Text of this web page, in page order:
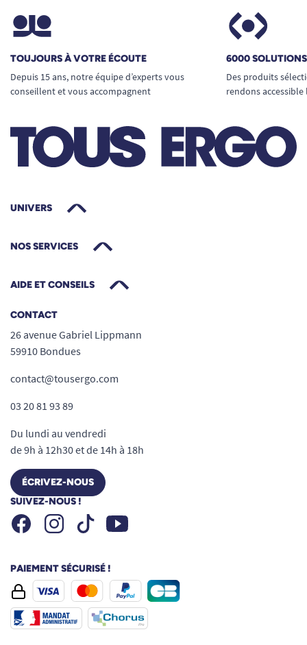
TOUJOURS À VOTRE ÉCOUTE
Depuis 15 ans, notre équipe d’experts vous
conseillent et vous accompagnent
6000
Des produits
rendons
UNIVERS
NOS SERVICES
AIDE ET CONSEILS
CONTACT
26 avenue Gabriel Lippmann
59910 Bondues
contact@tousergo.com
03 20 81 93 89
Du lundi au vendredi
de 9h à 12h30 et de 14h à 18h
ÉCRIVEZ-NOUS
SUIVEZ-NOUS !
FacebookInstagramTiktok Youtube
PAIEMENT SÉCURISÉ !